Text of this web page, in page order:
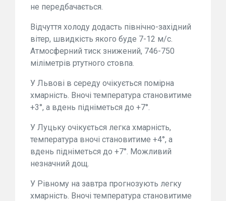
не передбачається.
Відчуття холоду додасть північно-західний
вітер, швидкість якого буде 7-12 м/с.
Атмосферний тиск знижений, 746-750
міліметрів ртутного стовпа.
У Львові в середу очікується помірна
хмарність. Вночі температура становитиме
+3°, а вдень підніметься до +7°.
У Луцьку очікується легка хмарність,
температура вночі становитиме +4°, а
вдень підніметься до +7°. Можливий
незначний дощ.
У Рівному на завтра прогнозують легку
хмарність. Вночі температура становитиме